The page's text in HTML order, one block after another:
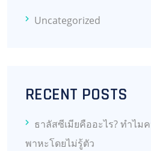
Uncategorized
RECENT POSTS
ธาลัสซีเมียคืออะไร? ทำไม
พาหะโดยไม่รู้ตัว